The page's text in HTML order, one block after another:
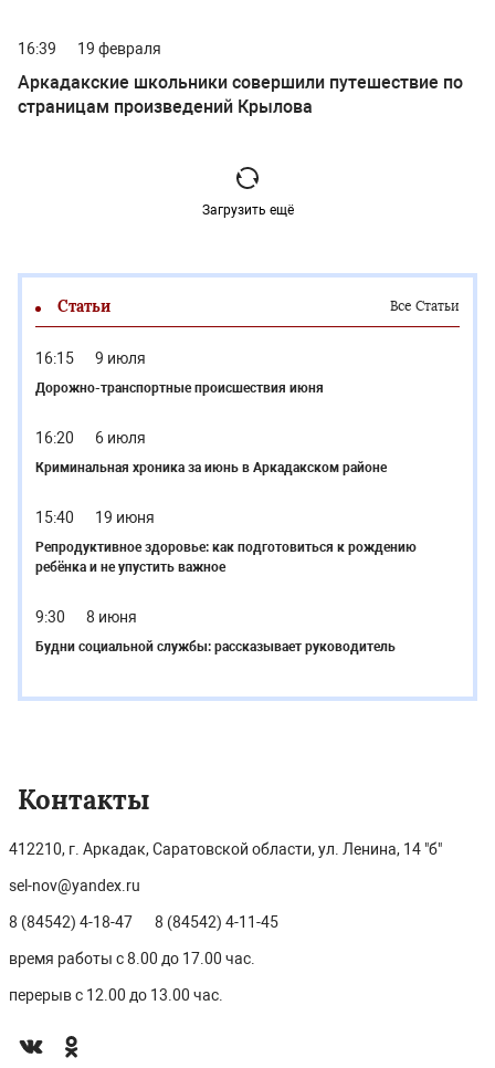
16:39 19 февраля
Аркадакские школьники совершили путешествие по
страницам произведений Крылова
Загрузить ещё
Статьи Все Статьи
16:15 9 июля
Дорожно-транспортные происшествия июня
16:20 6 июля
Криминальная хроника за июнь в Аркадакском районе
15:40 19 июня
Репродуктивное здоровье: как подготовиться к рождению
ребёнка и не упустить важное
9:30 8 июня
Будни социальной службы: рассказывает руководитель
Контакты
412210, г. Аркадак, Саратовской области, ул. Ленина, 14 "б"
sel-nov@yandex.ru
8 (84542) 4-18-47 8 (84542) 4-11-45
время работы с 8.00 до 17.00 час.
перерыв с 12.00 до 13.00 час.